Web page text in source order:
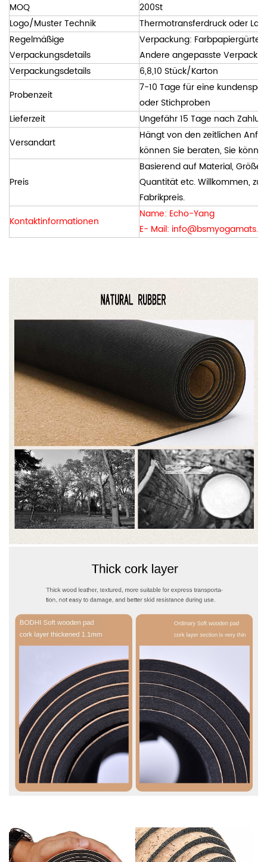
MOQ
200St
Logo/Muster Technik
Thermotransferdruck oder
Regelmäßige
Verpackungsdetails
Verpackung: Farbpapiergürtel
Andere angepasste
Verpackungsdetails
6,8,10 Stück/Karton
Probenzeit
7-10 Tage für eine
oder Stichproben
Lieferzeit
Ungefähr 15 Tage nach
Versandart
Hängt von den zeitlichen
können Sie beraten, Sie
Preis
Basierend auf Material, Größe,
Quantität etc. Willkommen,
Fabrikpreis.
Kontaktinformationen
Name: Echo-Yang
E- Mail: